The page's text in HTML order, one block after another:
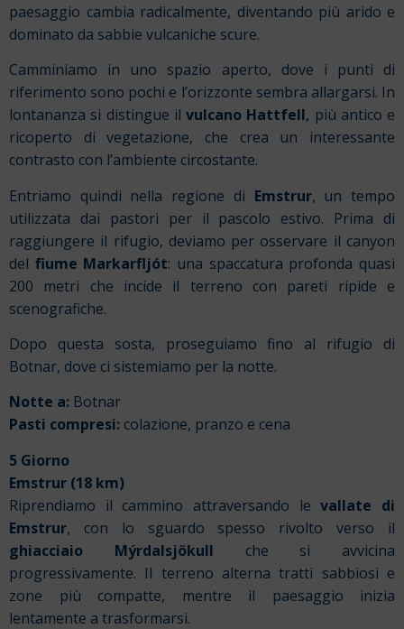
paesaggio cambia radicalmente, diventando più arido e
dominato da sabbie vulcaniche scure.
Camminiamo in uno spazio aperto, dove i punti di
riferimento sono pochi e l’orizzonte sembra allargarsi. In
lontananza si distingue il vulcano Hattfell, più antico e
ricoperto di vegetazione, che crea un interessante
contrasto con l’ambiente circostante.
Entriamo quindi nella regione di Emstrur, un tempo
utilizzata dai pastori per il pascolo estivo. Prima di
raggiungere il rifugio, deviamo per osservare il canyon
del fiume Markarfljót: una spaccatura profonda quasi
200 metri che incide il terreno con pareti ripide e
scenografiche.
Dopo questa sosta, proseguiamo fino al rifugio di
Botnar, dove ci sistemiamo per la notte.
Notte a: Botnar
Pasti compresi: colazione, pranzo e cena
5 Giorno
Emstrur (18 km)
Riprendiamo il cammino attraversando levallate di
Emstrur, con lo sguardo spesso rivolto verso il
ghiacciaio Mýrdalsjökull che si avvicina
progressivamente. Il terreno alterna tratti sabbiosi e
zone più compatte, mentre il paesaggio inizia
lentamente a trasformarsi.